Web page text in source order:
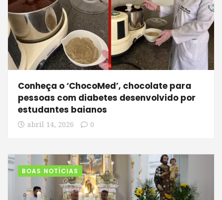
Conheça o ‘ChocoMed’, chocolate para
pessoas com diabetes desenvolvido por
estudantes baianos
abril 14, 2026 0
BOAS NOTÍCIAS